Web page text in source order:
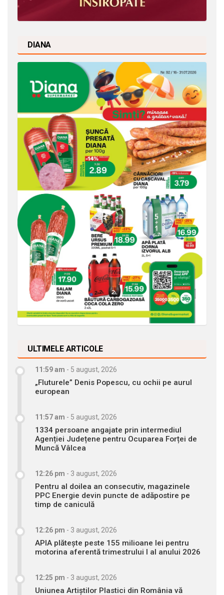
DIANA
ULTIMELE ARTICOLE
11:59 am - 5 august, 2026
„Fluturele” Denis Popescu, cu ochii pe aurul
european
11:57 am - 5 august, 2026
1334 persoane angajate prin intermediul
Agenției Județene pentru Ocuparea Forței de
Muncă Vâlcea
12:26 pm - 3 august, 2026
Pentru al doilea an consecutiv, magazinele
PPC Energie devin puncte de adăpostire pe
timp de caniculă
12:26 pm - 3 august, 2026
APIA plătește peste 155 milioane lei pentru
motorina aferentă trimestrului I al anului 2026
12:25 pm - 3 august, 2026
Uniunea Artiștilor Plastici din România vă